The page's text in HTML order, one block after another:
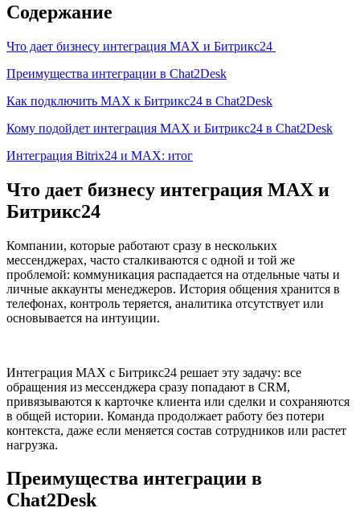
Содержание
Что дает бизнесу интеграция MAX и Битрикс24
Преимущества интеграции в Chat2Desk
Как подключить MAX к Битрикс24 в Chat2Desk
Кому подойдет интеграция MAX и Битрикс24 в Chat2Desk
Интеграция Bitrix24 и MAX: итог
Что дает бизнесу интеграция MAX и
Битрикс24
Компании, которые работают сразу в нескольких
мессенджерах, часто сталкиваются с одной и той же
проблемой: коммуникация распадается на отдельные чаты и
личные аккаунты менеджеров. История общения хранится в
телефонах, контроль теряется, аналитика отсутствует или
основывается на интуиции.
Интеграция MAX с Битрикс24 решает эту задачу: все
обращения из мессенджера сразу попадают в CRM,
привязываются к карточке клиента или сделки и сохраняются
в общей истории. Команда продолжает работу без потери
контекста, даже если меняется состав сотрудников или растет
нагрузка.
Преимущества интеграции в
Chat2Desk